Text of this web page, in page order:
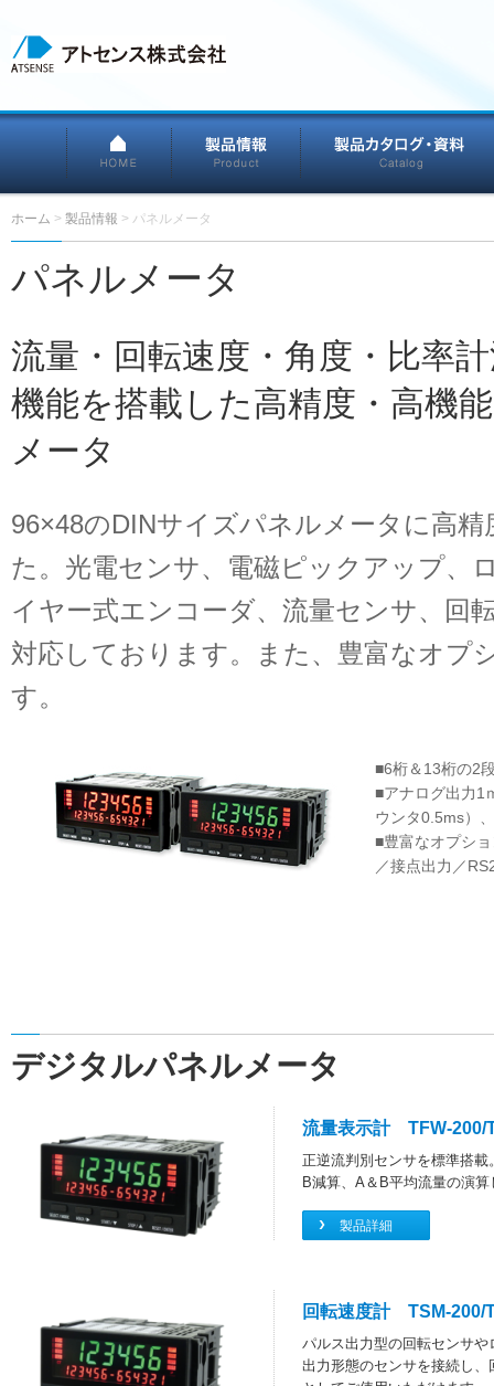
HOME 製品情報
ホーム > 製品情報 > パネルメータ
パネルメータ
流量・回転速度・角度・比率
機能を搭載した高精度・高機
メータ
96×48のDINサイズパネルメータに高
た。光電センサ、電磁ピックアップ、
イヤー式エンコーダ、流量センサ、回
対応しております。また、豊富なオプ
す。
■6桁＆13桁の2
■アナログ出力1
ウンタ0.5ms）
■豊富なオプシ
／接点出力／
デジタルパネルメータ
流量表示計 TFW-200/
正逆流判別センサを標準搭
B減算、A＆B平均流量の演
製品詳細
回転速度計 TSM-200/
パルス出力型の回転センサ
出力形態のセンサを接続し